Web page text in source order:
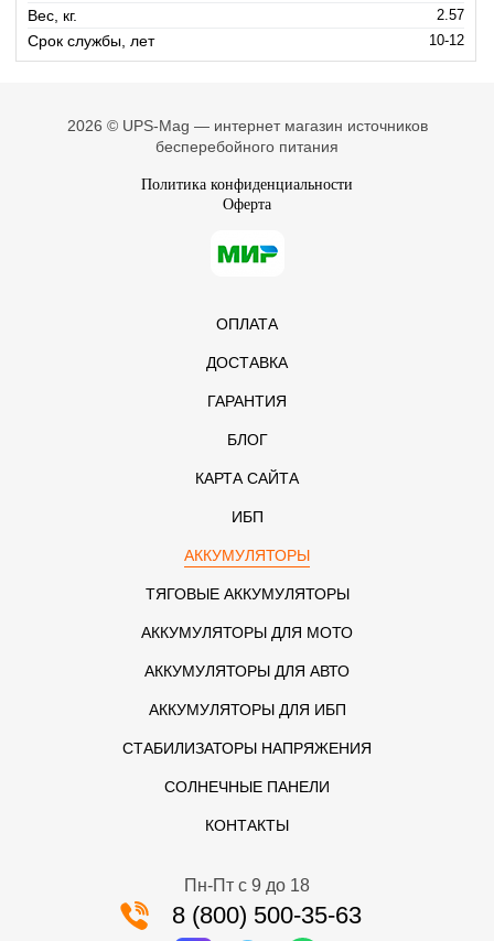
Вес, кг. 2.57
Срок службы, лет 10-12
2026 © UPS-Mag — интернет магазин источников
бесперебойного питания
Политика конфиденциальности
Оферта
ОПЛАТА
ДОСТАВКА
ГАРАНТИЯ
БЛОГ
КАРТА САЙТА
ИБП
АККУМУЛЯТОРЫ
ТЯГОВЫЕ АККУМУЛЯТОРЫ
АККУМУЛЯТОРЫ ДЛЯ МОТО
АККУМУЛЯТОРЫ ДЛЯ АВТО
АККУМУЛЯТОРЫ ДЛЯ ИБП
СТАБИЛИЗАТОРЫ НАПРЯЖЕНИЯ
СОЛНЕЧНЫЕ ПАНЕЛИ
КОНТАКТЫ
Пн-Пт с 9 до 18
8 (800) 500-35-63